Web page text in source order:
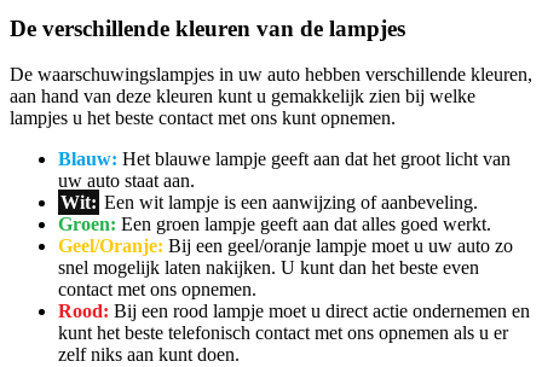
De verschillende kleuren van de lampjes
De waarschuwingslampjes in uw auto hebben verschillende kleuren,
aan hand van deze kleuren kunt u gemakkelijk zien bij welke
lampjes u het beste contact met ons kunt opnemen.
Blauw: Het blauwe lampje geeft aan dat het groot licht van
uw auto staat aan.
Wit: Een wit lampje is een aanwijzing of aanbeveling.
Groen: Een groen lampje geeft aan dat alles goed werkt.
Geel/Oranje: Bij een geel/oranje lampje moet u uw auto zo
snel mogelijk laten nakijken. U kunt dan het beste even
contact met ons opnemen.
Rood: Bij een rood lampje moet u direct actie ondernemen en
kunt het beste telefonisch contact met ons opnemen als u er
zelf niks aan kunt doen.